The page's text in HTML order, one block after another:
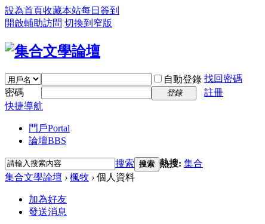
設為首頁收藏本站每日簽到
開啟輔助訪問 切換到窄版
自動登錄 找回密碼
密碼
登錄
註冊
快捷導航
門戶Portal
論壇BBS
搜索 搜索 熱搜: 集合
集合文學論壇 › 楓牧 › 個人資料
加為好友
發送消息